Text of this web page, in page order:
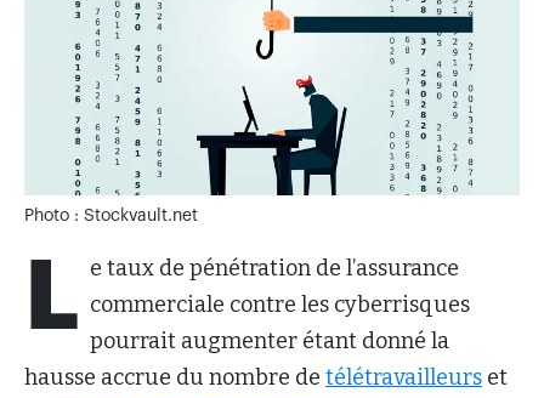
Photo : Stockvault.net
L e taux de pénétration de l’assurance
commerciale contre les cyberrisques
pourrait augmenter étant donné la
hausse accrue du nombre de télétravailleurs et